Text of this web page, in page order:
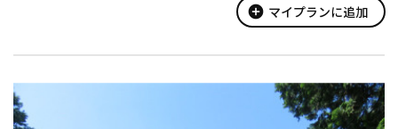
add_circle マイプランに追加